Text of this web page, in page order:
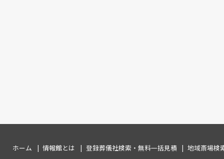
ホーム 情報館とは 登録葬儀社検索・無料一括見積
地域斎場検